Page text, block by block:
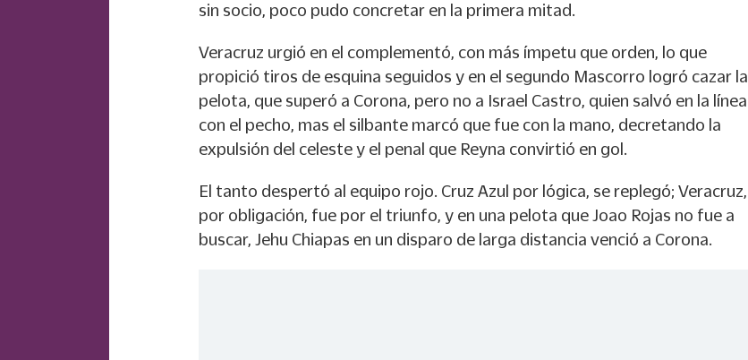
sin socio, poco pudo concretar en la primera mitad.
Veracruz urgió en el complementó, con más ímpetu que orden, lo que
propició tiros de esquina seguidos y en el segundo Mascorro logró cazar la
pelota, que superó a Corona, pero no a Israel Castro, quien salvó en la línea
con el pecho, mas el silbante marcó que fue con la mano, decretando la
expulsión del celeste y el penal que Reyna convirtió en gol.
El tanto despertó al equipo rojo. Cruz Azul por lógica, se replegó; Veracruz,
por obligación, fue por el triunfo, y en una pelota que Joao Rojas no fue a
buscar, Jehu Chiapas en un disparo de larga distancia venció a Corona.